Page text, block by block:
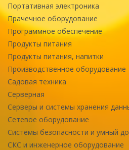
Портативная электроника
Прачечное оборудование
Программное обеспечение
Продукты питания
Продукты питания, напитки
Производственное оборудование
Садовая техника
Серверная
Серверы и системы хранения
Сетевое оборудование
Системы безопасности и умный
СКС и инженерное оборудование